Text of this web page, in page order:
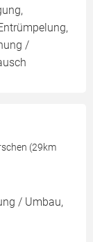
/
(29km
/ Umbau,